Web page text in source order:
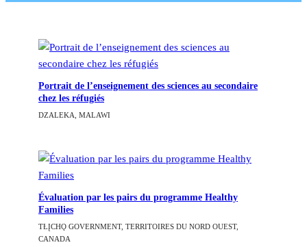
Portrait de l’enseignement des sciences au secondaire
chez les réfugiés
DZALEKA, MALAWI
Évaluation par les pairs du programme Healthy
Families
TŁĮCHǪ GOVERNMENT, TERRITOIRES DU NORD OUEST,
CANADA